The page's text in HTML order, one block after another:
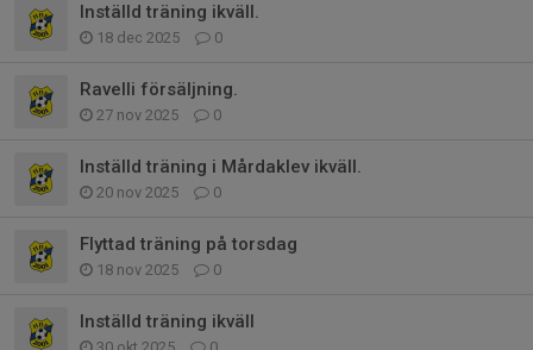
Inställd träning ikväll.
18 dec 2025 0
Ravelli försäljning.
27 nov 2025 0
Inställd träning i Mårdaklev ikväll.
20 nov 2025 0
Flyttad träning på torsdag
18 nov 2025 0
Inställd träning ikväll